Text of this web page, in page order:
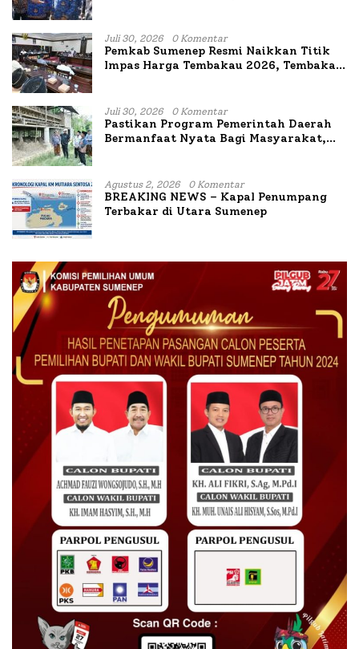
Juli 30, 2026 0 Komentar
Pemkab Sumenep Resmi Naikkan Titik
Impas Harga Tembakau 2026, Tembakau
Juli 30, 2026 0 Komentar
Pastikan Program Pemerintah Daerah
Bermanfaat Nyata Bagi Masyarakat,
Bataal Timur
Agustus 2, 2026 0 Komentar
BREAKING NEWS – Kapal Penumpang
Terbakar di Utara Sumenep